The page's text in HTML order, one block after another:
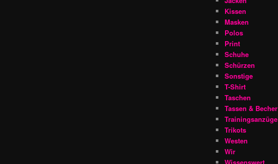
Kissen
Masken
Polos
Print
Schuhe
Schürzen
Sonstige
T-Shirt
Taschen
Tassen & Becher
Trainingsanzüge
Trikots
Westen
Wir
Wissenswert